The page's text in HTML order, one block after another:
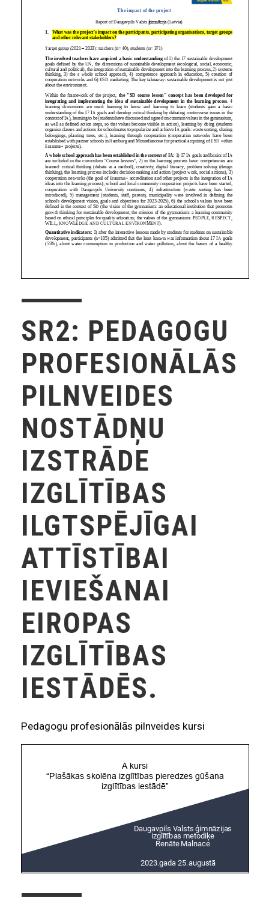
SR2: PEDAGOGU
PROFESIONĀLĀS
PILNVEIDES
NOSTĀDŅU
IZSTRĀDE
IZGLĪTĪBAS
ILGTSPĒJĪGAI
ATTĪSTĪBAI
IEVIEŠANAI
EIROPAS
IZGLĪTĪBAS
IESTĀDĒS.
Pedagogu profesionālās pilnveides kursi